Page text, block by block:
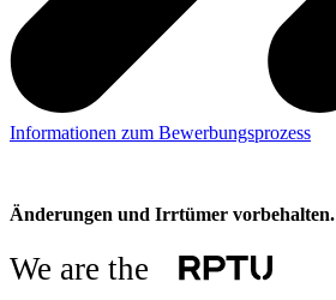
Informationen zum Bewerbungsprozess
Änderungen und Irrtümer vorbehalten.
We are the